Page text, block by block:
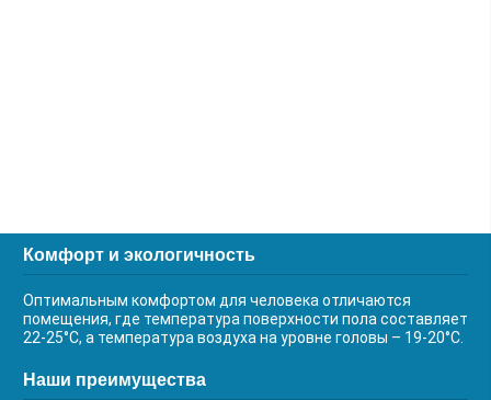
Комфорт и экологичность
Оптимальным комфортом для человека отличаются
помещения, где температура поверхности пола составляет
22-25°С, а температура воздуха на уровне головы – 19-20°С.
Наши преимущества